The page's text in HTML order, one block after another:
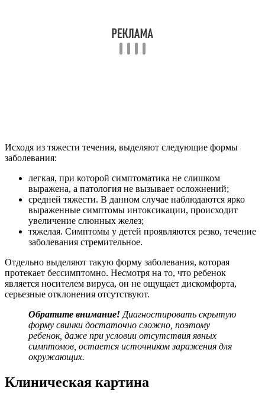
Исходя из тяжести течения, выделяют следующие формы
заболевания:
легкая, при которой симптоматика не слишком
выражена, а патология не вызывает осложнений;
средней тяжести. В данном случае наблюдаются ярко
выраженные симптомы интоксикации, происходит
увеличение слюнных желез;
тяжелая. Симптомы у детей проявляются резко, течение
заболевания стремительное.
Отдельно выделяют такую форму заболевания, которая
протекает бессимптомно. Несмотря на то, что ребенок
является носителем вируса, он не ощущает дискомфорта,
серьезные отклонения отсутствуют.
Обратите внимание!Диагностировать скрытую
форму свинки достаточно сложно, поэтому
ребенок, даже при условии отсутствия явных
симптомов, остается источником заражения для
окружающих.
Клиническая картина